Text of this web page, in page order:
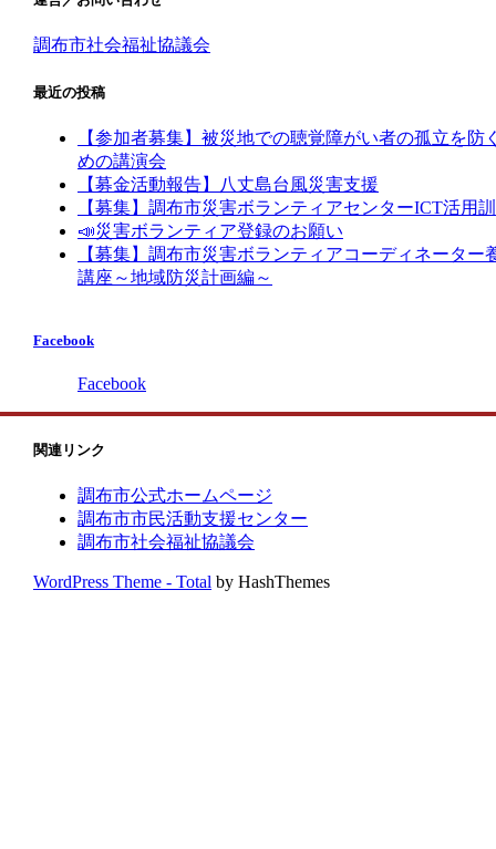
調布市社会福祉協議会
最近の投稿
【参加者募集】被災地での聴覚障がい者の孤立を防
めの講演会
【募金活動報告】八丈島台風災害支援
【募集】調布市災害ボランティアセンターICT活用
📣災害ボランティア登録のお願い
【募集】調布市災害ボランティアコーディネーター
講座～地域防災計画編～
Facebook
Facebook
関連リンク
調布市公式ホームページ
調布市市民活動支援センター
調布市社会福祉協議会
WordPress Theme - Total by HashThemes